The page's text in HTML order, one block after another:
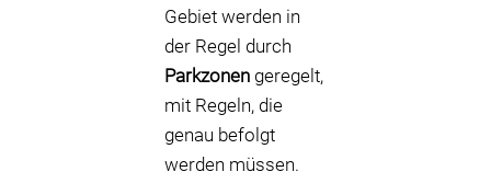
Gebiet werden in
der Regel durch
Parkzonen geregelt,
mit Regeln, die
genau befolgt
werden müssen.